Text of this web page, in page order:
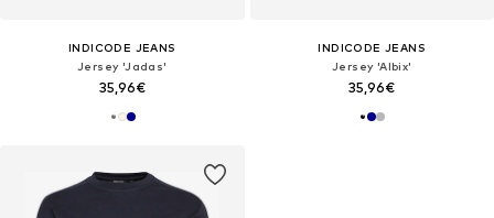
INDICODE JEANS
Jersey 'Jadas'
35,96€
INDICODE JEANS
Jersey 'Albix'
35,96€